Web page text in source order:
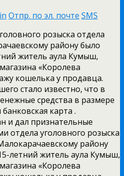
Отпр. по эл. почте SMS
розыска отдела
району было
житель аула Кумыш,
«Королева
кошелька у продавца.
стало известно, что в
средства в размере
карта .
и дал признательные
отдела уголовного розыска
району
летний житель аула Кумыш,
«Королева